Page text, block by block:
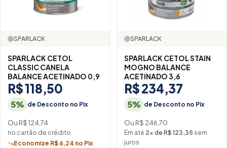
SPARLACK
SPARLACK CETOL
CLASSIC CANELA
BALANCE ACETINADO 0,9
R$ 118,50
5% de Desconto no Pix
Ou R$ 124,74
no cartão de crédito
Economize R$ 6,24 no Pix
SPARLACK
SPARLACK CETOL STAIN
MOGNO BALANCE
ACETINADO 3,6
R$ 234,37
5% de Desconto no Pix
Ou R$ 246,70
Em até 2× de R$ 123,35 sem
juros